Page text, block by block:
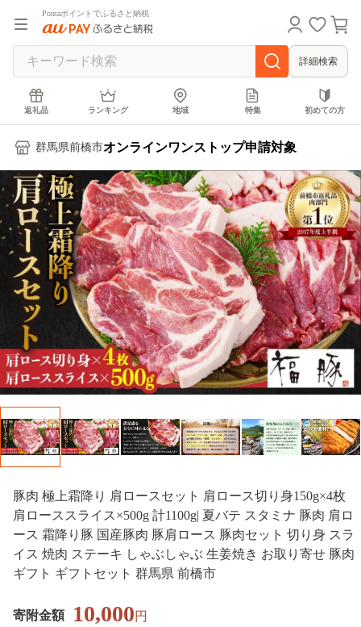
Pontaポイントでふるさと納税
詳細検索
返礼品 ランキング 地域 特集 初めての方
群馬県前橋市オンラインワンストップ申請対象
豚肉 極上霜降り 肩ロースセット 肩ロース切り身150g×4枚
肩ローススライス×500g 計1100g| 夏バテ スタミナ 豚肉 肩ロ
ース 霜降り豚 国産豚肉 豚肩ロース 豚肉セット 切り身 スラ
イス 焼肉 ステーキ しゃぶしゃぶ 生姜焼き お取り寄せ 豚肉
ギフト ギフトセット 群馬県 前橋市
寄附金額 10,000円